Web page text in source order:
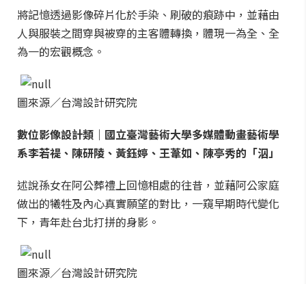
將記憶透過影像碎片化於手染、刷破的痕跡中，並藉由
人與服裝之間穿與被穿的主客體轉換，體現一為全、全
為一的宏觀概念。
圖來源／台灣設計研究院
數位影像設計類｜國立臺灣藝術大學多媒體動畫藝術學
系李若禔、陳研陵、黃鈺婷、王葦如、陳亭秀的「泅」
述說孫女在阿公葬禮上回憶相處的往昔，並藉阿公家庭
做出的犧牲及內心真實願望的對比，一窺早期時代變化
下，青年赴台北打拼的身影。
圖來源／台灣設計研究院